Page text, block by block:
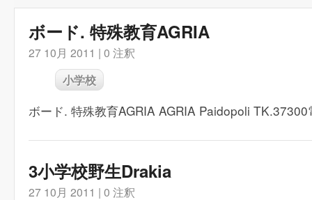
ボード. 特殊教育AGRIA
27 10月 2011 | 0 注釈
小学校
ボード. 特殊教育AGRIA AGRIA Paidopoli
3小学校野生Drakia
27 10月 2011 | 0 注釈